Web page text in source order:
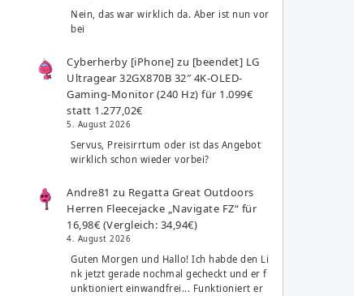
Nein, das war wirklich da. Aber ist nun vor
bei
Cyberherby [iPhone] zu [beendet] LG
Ultragear 32GX870B 32″ 4K-OLED-
Gaming-Monitor (240 Hz) für 1.099€
statt 1.277,02€
5. August 2026
Servus, Preisirrtum oder ist das Angebot
wirklich schon wieder vorbei?
Andre81 zu Regatta Great Outdoors
Herren Fleecejacke „Navigate FZ“ für
16,98€ (Vergleich: 34,94€)
4. August 2026
Guten Morgen und Hallo! Ich habde den Li
nk jetzt gerade nochmal gecheckt und er f
unktioniert einwandfrei... Funktioniert er